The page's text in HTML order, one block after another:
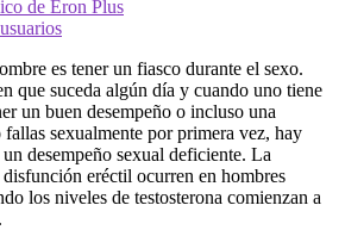
de Eron Plus
es tener un fiasco durante el sexo.
que suceda algún día y cuando uno tiene
un buen desempeño o incluso una
sexualmente por primera vez, hay
desempeño sexual deficiente. La
eréctil ocurren en hombres
los niveles de testosterona comienzan a